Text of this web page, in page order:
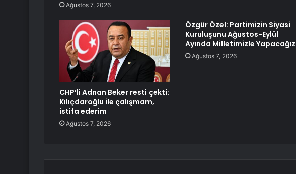
Ağustos 7, 2026
CHP’li Adnan Beker resti çekti:
Kılıçdaroğlu ile çalışmam,
istifa ederim
Ağustos 7, 2026
Özgür Özel: Partimizin Siyasi
Kuruluşunu Ağustos-Eylül
Ayında Milletimizle Yapacağız
Ağustos 7, 2026